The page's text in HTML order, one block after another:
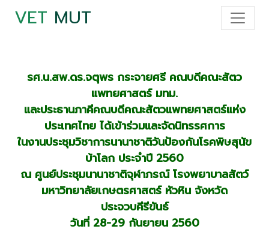
VET MUT
รศ.น.สพ.ดร.จตุพร กระจายศรี คณบดีคณะสัตว
แพทยศาสตร์ มทม.
และประธานภาคีคณบดีคณะสัตวแพทยศาสตร์แห่ง
ประเทศไทย ได้เข้าร่วมและจัดนิทรรศการ
ในงานประชุมวิชาการนานาชาติวันป้องกันโรคพิษสุนัข
บ้าโลก ประจำปี 2560
ณ ศูนย์ประชุมนานาชาติจุฬาภรณ์ โรงพยาบาลสัตว์
มหาวิทยาลัยเกษตรศาสตร์ หัวหิน จังหวัด
ประจวบคีรีขันธ์
วันที่ 28-29 กันยายน 2560